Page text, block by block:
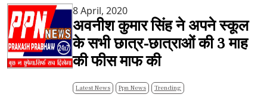
8 April, 2020
अवनीश कुमार सिंह ने अपने स्कूल
के सभी छात्र-छात्राओं की 3 माह
की फीस माफ की
Latest News Ppn News Trending